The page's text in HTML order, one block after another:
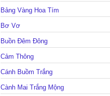
Bảng Vàng Hoa Tím
Bơ Vơ
Buồn Đêm Đông
Cảm Thông
Cánh Buồm Trắng
Cành Mai Trắng Mộng